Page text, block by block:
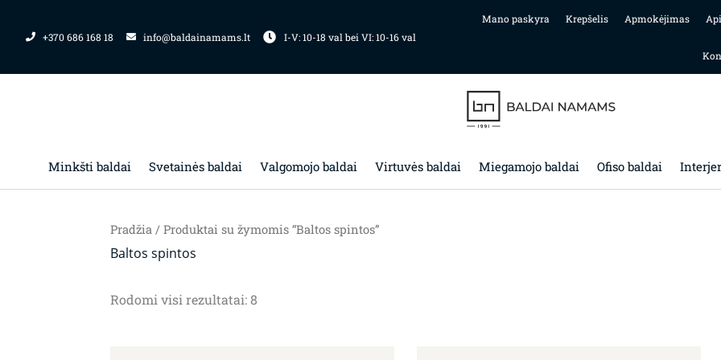
+370 686 168 18 info@baldainamams.lt I-V: 10-18 val bei VI: 10-16 val
Mano paskyra Krepšelis Apmokėjimas
Minkšti baldai Svetainės baldai Valgomojo baldai Virtuvės baldai Miegamojo baldai Ofiso baldai
Pradžia / Produktai su žymomis “Baltos spintos”
Baltos spintos
Rodomi visi rezultatai: 8